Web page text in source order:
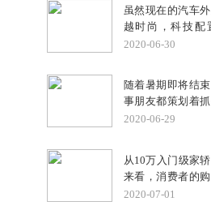
行工具的真实需
用、便捷、经济
行方式， 为用户提
虽然现在的汽车
越时尚，科技配
进，但汽车最基
全配置，一样都
ABS防抱死系统
分配系统、安全气
2020-06-30
随着暑期即将结
事朋友都策划着
巴，带着孩子来一
握方向盘，享受
亲子同行，当然
全系数更高、更宽
2020-06-29
从10万入门级家
来看，消费者的购
先最早的只要一辆
2020-07-01